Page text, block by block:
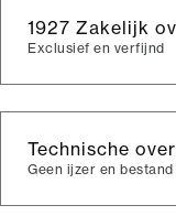
1927 Zakelijk
Exclusief en verfijnd
Technische
Geen ijzer en